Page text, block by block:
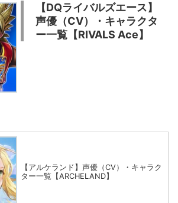
【DQライバルズエース】
声優（CV）・キャラクタ
ー一覧【RIVALS Ace】
【アルケランド】声優（CV）・キャラク
ター一覧【ARCHELAND】